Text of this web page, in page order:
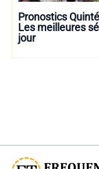
Pronostics
Les meilleures
jour